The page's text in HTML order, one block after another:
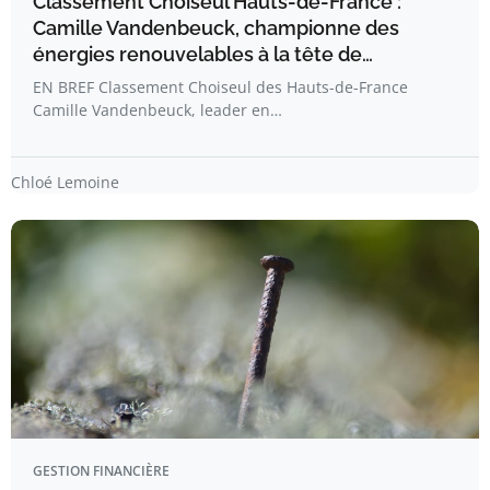
Camille Vandenbeuck, championne des
énergies renouvelables à la tête de…
EN BREF Classement Choiseul des Hauts-de-France
Camille Vandenbeuck, leader en…
Chloé Lemoine
GESTION FINANCIÈRE